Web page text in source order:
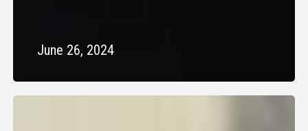
June 26, 2024